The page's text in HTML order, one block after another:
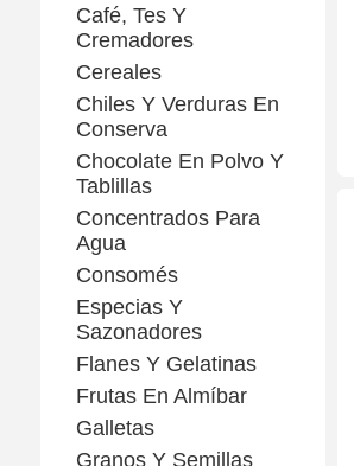
Café, Tes Y
Cremadores
Cereales
Chiles Y Verduras En
Conserva
Chocolate En Polvo Y
Tablillas
Concentrados Para
Agua
Consomés
Especias Y
Sazonadores
Flanes Y Gelatinas
Frutas En Almíbar
Galletas
Granos Y Semillas